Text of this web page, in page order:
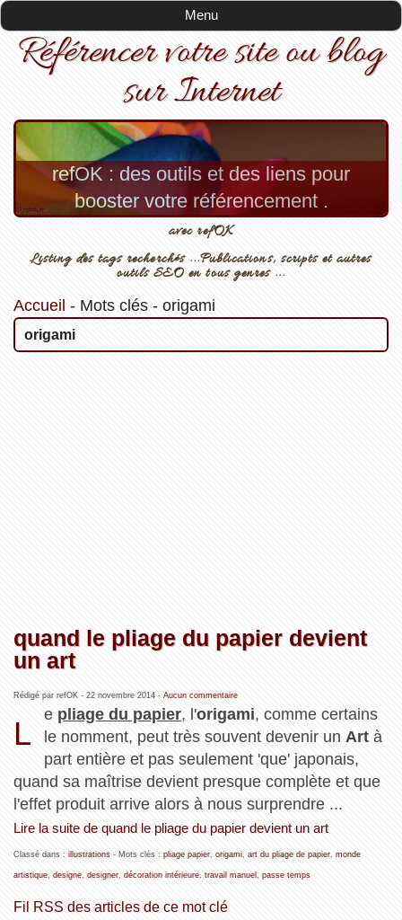
Menu
Référencer votre site ou blog
sur Internet
refOK : des outils et des liens pour
booster votre référencement .
avec refOK
Listing des tags recherchés ...Publications, scripts et autres
outils SEO en tous genres ...
Accueil - Mots clés- origami
origami
quand le pliage du papier devient
un art
Rédigé par refOK - 22 novembre 2014- Aucun commentaire
L
e pliage du papier, l'origami, comme certains
le nomment, peut très souvent devenir un Art à
part entière et pas seulement 'que' japonais,
quand sa maîtrise devient presque complète et que
l'effet produit arrive alors à nous surprendre ...
Lire la suite de quand le pliage du papier devient un art
Classé dans : illustrations- Mots clés : pliage papier, origami, art du pliage de papier, monde
artistique, designe, designer, décoration intérieure, travail manuel passe temps
Fil RSS des articles de ce mot clé